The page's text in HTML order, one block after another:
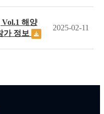
해양
가 정보
2025-02-11